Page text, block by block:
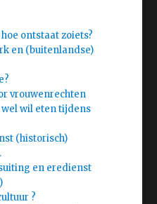
ontstaat zoiets?
en (buitenlandse)
vrouwenrechten
wil eten tijdens
(historisch)
en eredienst
?